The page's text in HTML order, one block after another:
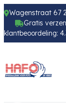
Wagenstraat 67
Gratis
klantbeoordeling: